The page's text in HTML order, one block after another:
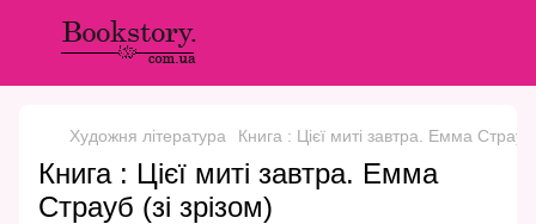
Художня література Книга : Цієї миті завтра. Емма Страуб
Книга : Цієї миті завтра. Емма
Страуб (зі зрізом)